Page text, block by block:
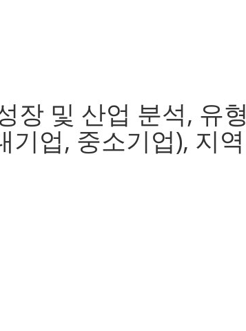
장 및 산업 분석, 유
업, 중소기업), 지